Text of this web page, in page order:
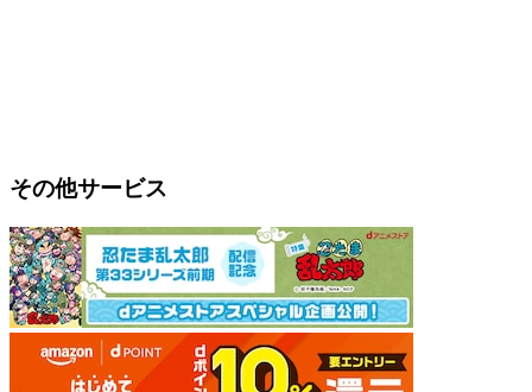
その他サービス